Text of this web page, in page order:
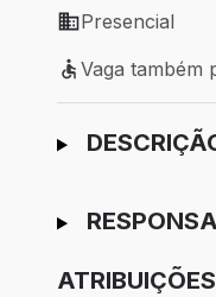
Modelo de
Presencial
Vaga também
Vaga também
Ir para candidatura
ATRIBUIÇÕES